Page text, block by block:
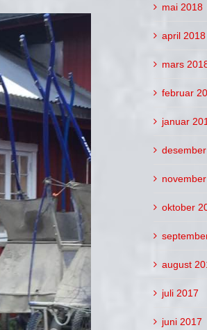
mai 2018
april 2018
mars
februar
januar
oktober
august
juli 2017
juni 2017